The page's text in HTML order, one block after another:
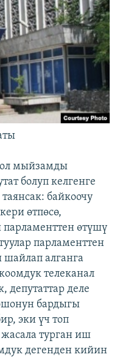
мыйзамды
болуп келгенге
байкоочу
өтпөсө,
парламенттен өтүшү
парламенттен
шайлап алганга
телеканал
деле
бардыгы
эки үч топ
турган иш
дегенден кийин